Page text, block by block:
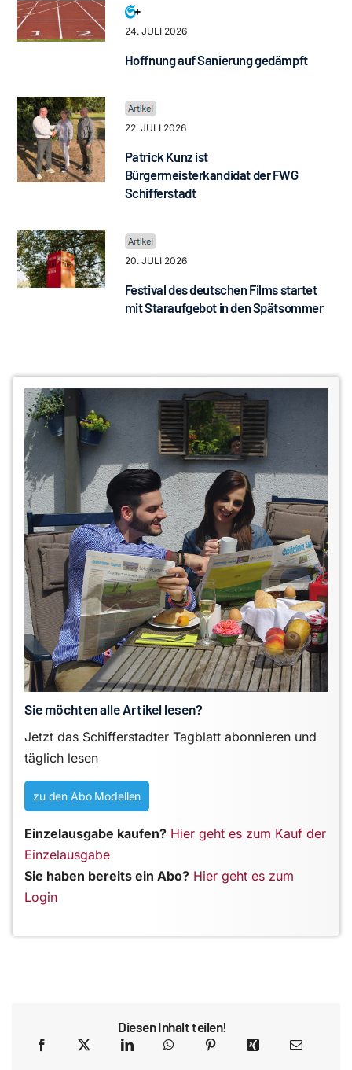
24. JULI 2026
Hoffnung auf Sanierung gedämpft
22. JULI 2026
Patrick Kunz ist
Bürgermeisterkandidat der FWG
Schifferstadt
20. JULI 2026
Festival des deutschen Films startet
mit Staraufgebot in den Spätsommer
Sie möchten alle Artikel lesen?
Jetzt das Schifferstadter Tagblatt abonnieren und
täglich lesen
zu den Abo Modellen
Einzelausgabe kaufen? Hier geht es zum Kauf der
Einzelausgabe
Sie haben bereits ein Abo? Hier geht es zum
Login
Diesen Inhalt teilen!